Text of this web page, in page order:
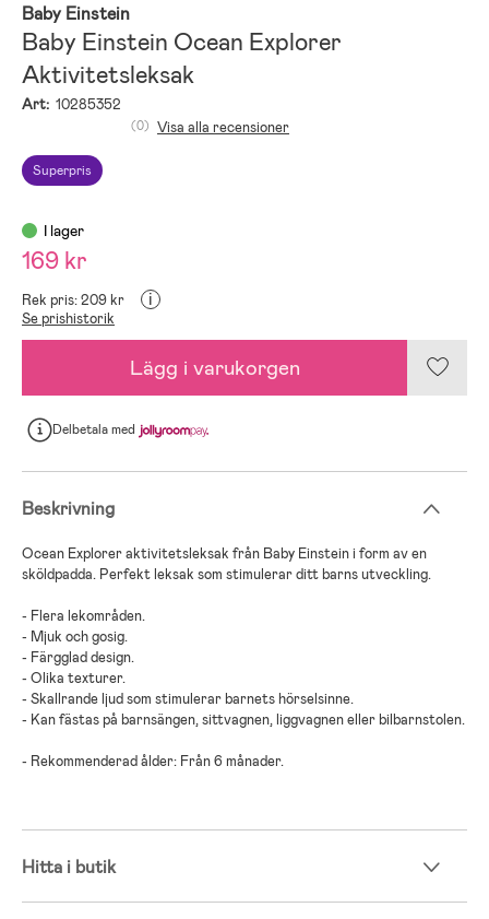
Baby Einstein
Baby Einstein Ocean Explorer
Aktivitetsleksak
Art: 10285352
Superpris
(0) Visa alla recensioner
I lager
169 kr
Rek pris: 209 kr i
Se prishistorik
Lägg i varukorgen
Delbetalamed
Beskrivning
Ocean Explorer aktivitetsleksak från Baby Einstein i form av en
sköldpadda. Perfekt leksak som stimulerar ditt barns utveckling.
- Flera lekområden.
- Mjuk och gosig.
- Färgglad design.
- Olika texturer.
- Skallrande ljud som stimulerar barnets hörselsinne.
- Kan fästas på barnsängen, sittvagnen, liggvagnen eller bilbarnstolen.
- Rekommenderad ålder: Från 6 månader.
Hitta i butik